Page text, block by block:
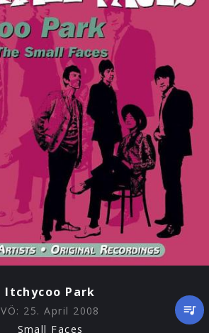
Itchycoo Park
VÖ: 25. April 2008
Small Faces